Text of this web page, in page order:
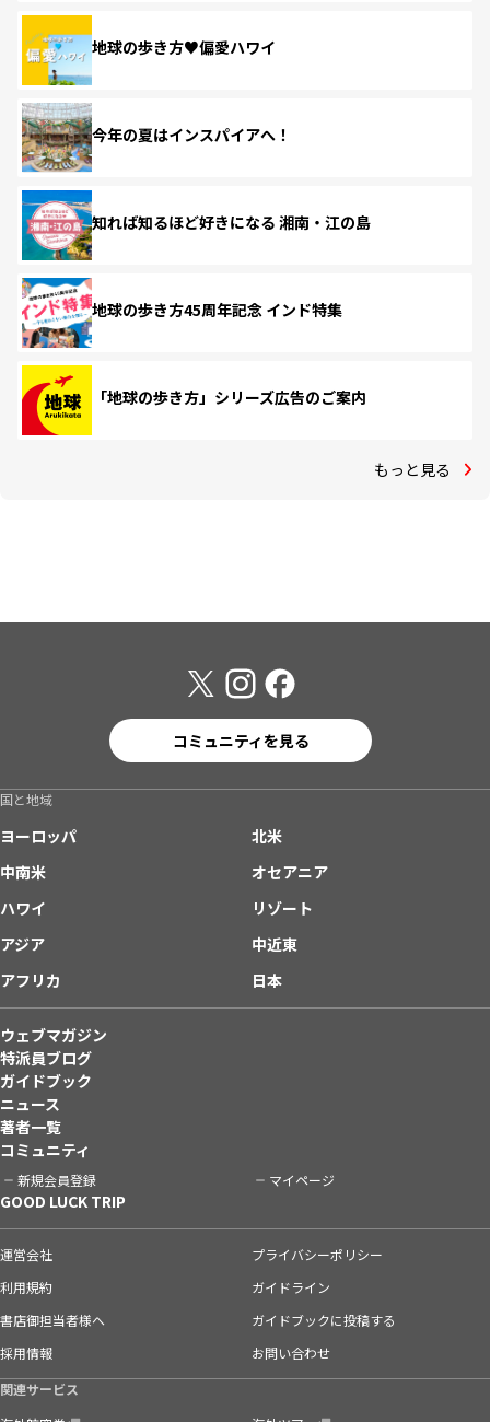
地球の歩き方♥偏愛ハワイ
今年の夏はインスパイアへ！
知れば知るほど好きになる 湘南・江の島
地球の歩き方45周年記念 インド特集
「地球の歩き方」シリーズ広告のご案内
もっと見る
コミュニティを見る
国と地域
ヨーロッパ
北米
中南米
オセアニア
ハワイ
リゾート
アジア
中近東
アフリカ
日本
ウェブマガジン
特派員ブログ
ガイドブック
ニュース
著者一覧
コミュニティ
新規会員登録 マイページ
GOOD LUCK TRIP
運営会社
プライバシーポリシー
利用規約
ガイドライン
書店御担当者様へ
ガイドブックに投稿する
採用情報
お問い合わせ
関連サービス